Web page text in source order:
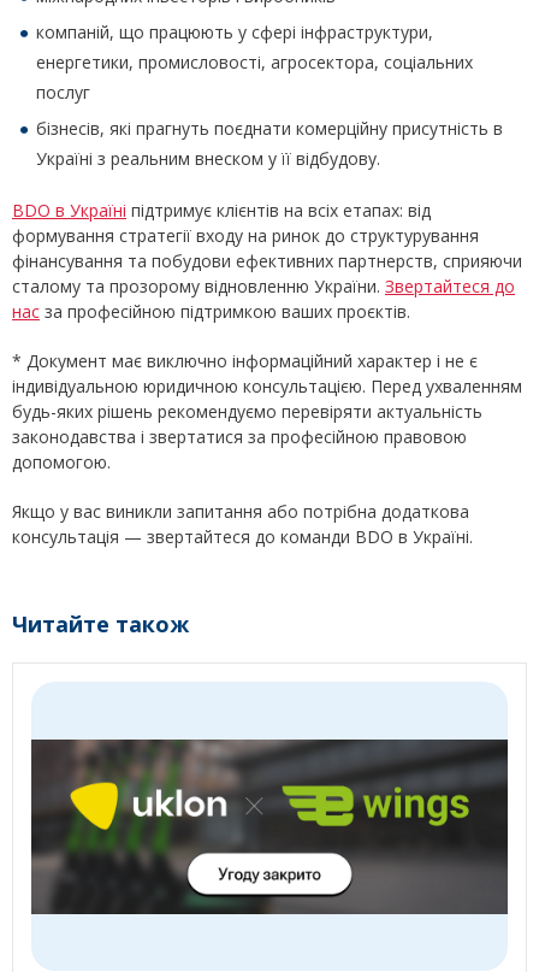
компаній, що працюють у сфері інфраструктури,
енергетики, промисловості, агросектора, соціальних
послуг
бізнесів, які прагнуть поєднати комерційну присутність в
Україні з реальним внеском у її відбудову.
BDO в Україні підтримує клієнтів на всіх етапах: від
формування стратегії входу на ринок до структурування
фінансування та побудови ефективних партнерств, сприяючи
сталому та прозорому відновленню України. Звертайтеся до
нас за професійною підтримкою ваших проєктів.
* Документ має виключно інформаційний характер і не є
індивідуальною юридичною консультацією. Перед ухваленням
будь-яких рішень рекомендуємо перевіряти актуальність
законодавства і звертатися за професійною правовою
допомогою.
Якщо у вас виникли запитання або потрібна додаткова
консультація — звертайтеся до команди BDO в Україні.
Читайте також